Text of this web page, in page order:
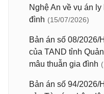
Nghệ An về vụ án
đình (15/07/2026)
Bản án số 08/2026/
của TAND tỉnh
mâu thuẫn gia đình
Bản án số 94/2026/